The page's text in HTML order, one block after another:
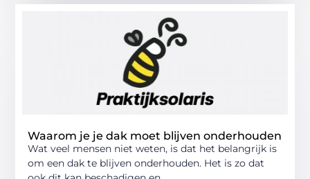
Waarom je je dak moet blijven onderhouden
Wat veel mensen niet weten, is dat het belangrijk is
om een dak te blijven onderhouden. Het is zo dat